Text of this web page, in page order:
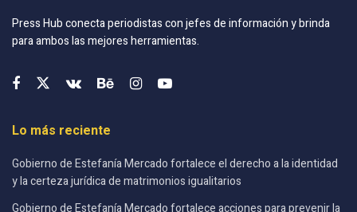
Press Hub conecta periodistas con jefes de información y brinda
para ambos las mejores herramientas.
Lo más reciente
Gobierno de Estefanía Mercado fortalece el derecho a la identidad
y la certeza jurídica de matrimonios igualitarios
Gobierno de Estefanía Mercado fortalece acciones para prevenir la